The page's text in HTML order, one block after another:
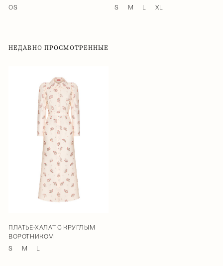
OS
S
M L XL
НЕДАВНО ПРОСМОТРЕННЫЕ
ПЛАТЬЕ-ХАЛАТ С КРУГЛЫМ
ВОРОТНИКОМ
S
M L